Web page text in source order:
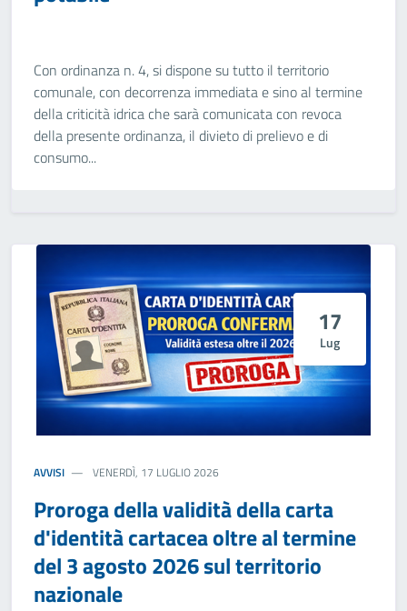
Con ordinanza n. 4, si dispone su tutto il territorio
comunale, con decorrenza immediata e sino al termine
della criticità idrica che sarà comunicata con revoca
della presente ordinanza, il divieto di prelievo e di
consumo...
17
Lug
AVVISI VENERDÌ, 17 LUGLIO 2026
Proroga della validità della carta
d'identità cartacea oltre al termine
del 3 agosto 2026 sul territorio
nazionale